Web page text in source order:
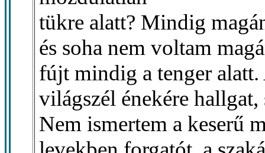
tükre alatt? Mindig
és soha nem voltam
fújt mindig a tenger
világszél énekére
Nem ismertem a keserű